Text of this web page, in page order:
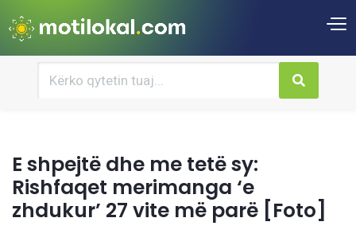
E shpejtë dhe me tetë sy:
Rishfaqet merimanga ‘e
zhdukur’ 27 vite më parë [Foto]